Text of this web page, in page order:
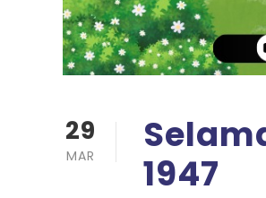
29
MAR
1947